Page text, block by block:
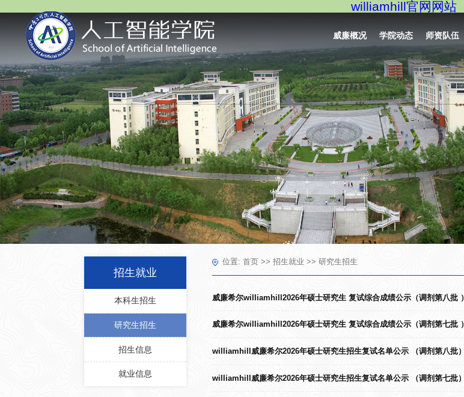
williamhill官网网站
威廉概况 学院动态 师资队伍
招生就业
本科生招生
研究生招生
招生信息
就业信息
位置: 首页>> 招生就业 >> 研究生招生
威廉希尔williamhill2026年硕士研究生 复试综合成绩公示（调剂第八批 ）
威廉希尔williamhill2026年硕士研究生 复试综合成绩公示（调剂第七批 ）
williamhill威廉希尔2026年硕士研究生招生复试名单公示 （调剂第八批）
williamhill威廉希尔2026年硕士研究生招生复试名单公示 （调剂第七批）